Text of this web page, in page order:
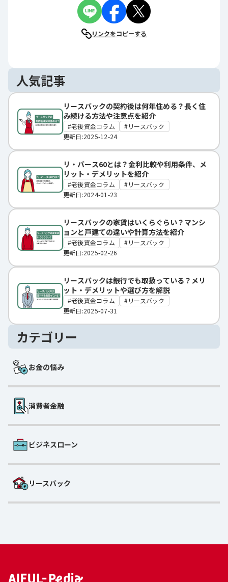
リンクをコピーする
人気記事
リースバックの契約後は何年住める？長く住
み続ける方法や注意点を紹介
老後資金コラム
リースバック
更新日:2025-12-24
リ・バース60とは？金利比較や利用条件、メ
リット・デメリットを紹介
老後資金コラム
リースバック
更新日:2024-01-23
リースバックの家賃はいくらぐらい？マンシ
ョンと戸建ての違いや計算方法を紹介
老後資金コラム
リースバック
更新日:2025-02-26
リースバックは銀行でも取扱っている？メリ
ット・デメリットや選び方を解説
老後資金コラム
リースバック
更新日:2025-07-31
カテゴリー
お金の悩み
消費者金融
ビジネスローン
リースバック